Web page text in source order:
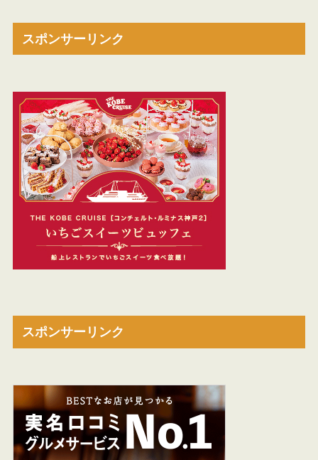
スポンサーリンク
スポンサーリンク